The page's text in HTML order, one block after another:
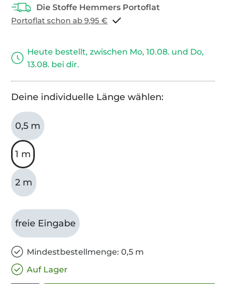
Portoflat schon ab 9,95 €
Heute bestellt, zwischen Mo, 10.08. und Do,
13.08. bei dir.
Deine individuelle Länge wählen:
0,5 m
1 m
2 m
freie Eingabe
Mindestbestellmenge: 0,5 m
Auf Lager